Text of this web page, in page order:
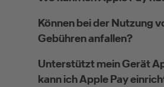
Können bei der Nutzung
Gebühren anfallen?
Unterstützt mein Gerät
kann ich Apple Pay